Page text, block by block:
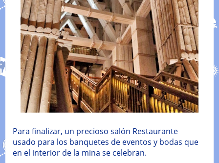
Para finalizar, un precioso salón Restaurante
usado para los banquetes de eventos y bodas que
en el interior de la mina se celebran.